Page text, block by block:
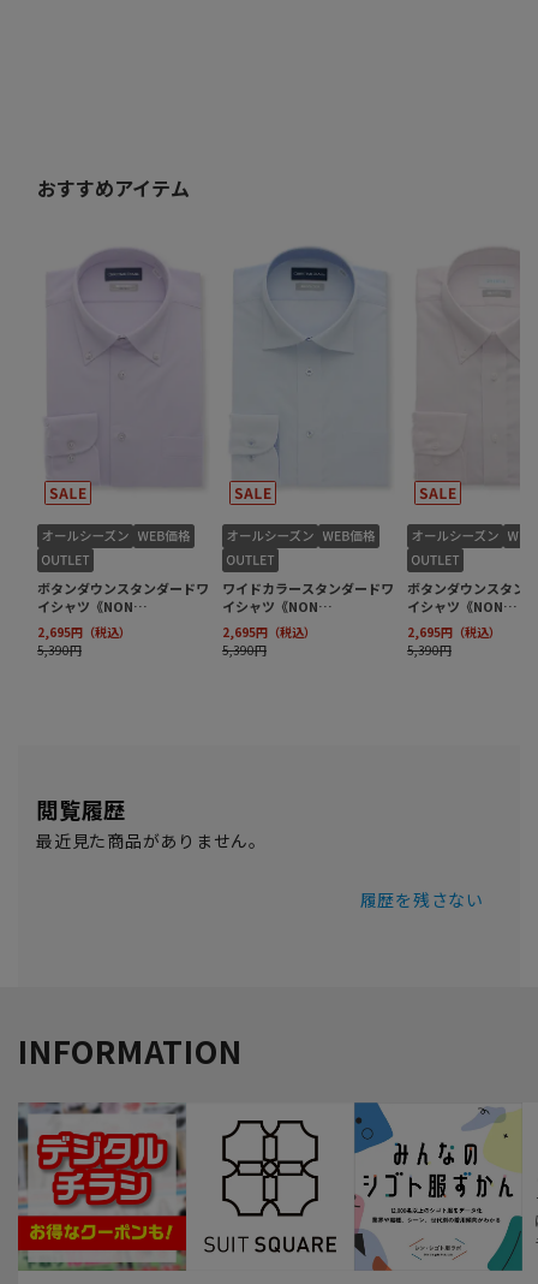
閲覧履歴
最近見た商品がありません。
履歴を残さない
INFORMATION